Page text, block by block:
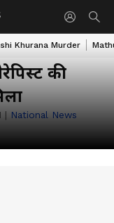
Khurana Murder
की
| National News